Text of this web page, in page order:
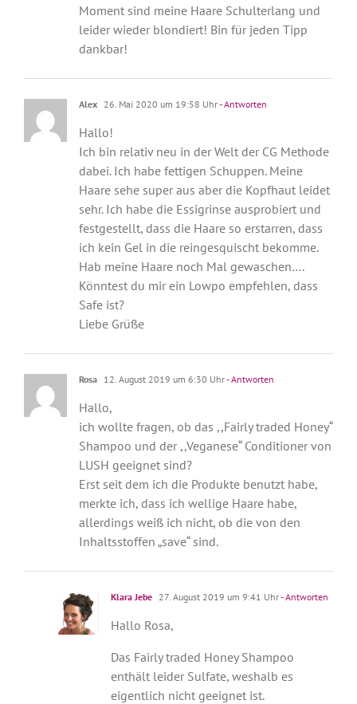
Moment sind meine Haare Schulterlang und
leider wieder blondiert! Bin für jeden Tipp
dankbar!
Alex 26. Mai 2020 um 19:58 Uhr- Antworten
Hallo!
Ich bin relativ neu in der Welt der CG Methode
dabei. Ich habe fettigen Schuppen. Meine
Haare sehe super aus aber die Kopfhaut leidet
sehr. Ich habe die Essigrinse ausprobiert und
festgestellt, dass die Haare so erstarren, dass
ich kein Gel in die reingesquischt bekomme.
Hab meine Haare noch Mal gewaschen….
Könntest du mir ein Lowpo empfehlen, dass
Safe ist?
Liebe Grüße
Rosa 12. August 2019 um 6:30 Uhr- Antworten
Hallo,
ich wollte fragen, ob das ,,Fairly traded Honey“
Shampoo und der ,,Veganese“ Conditioner von
LUSH geeignet sind?
Erst seit dem ich die Produkte benutzt habe,
merkte ich, dass ich wellige Haare habe,
allerdings weiß ich nicht, ob die von den
Inhaltsstoffen „save“ sind.
Klara Jebe 27. August 2019 um 9:41 Uhr- Antworten
Hallo Rosa,
Das Fairly traded Honey Shampoo
enthält leider Sulfate, weshalb es
eigentlich nicht geeignet ist.